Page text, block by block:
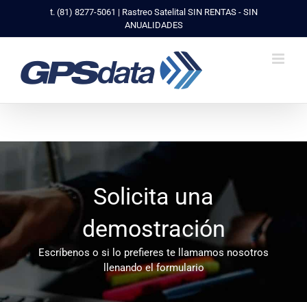
contenido
t. (81) 8277-5061 | Rastreo Satelital SIN RENTAS - SIN
ANUALIDADES
Solicita una
demostración
Escríbenos o si lo prefieres te llamamos nosotros
llenando el formulario